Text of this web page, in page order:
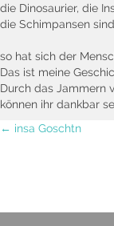
die Dinosaurier, die
die Schimpansen
so hat sich der
Das ist meine
Durch das Jammern
können ihr dankbar
Posts
← insa Goschtn